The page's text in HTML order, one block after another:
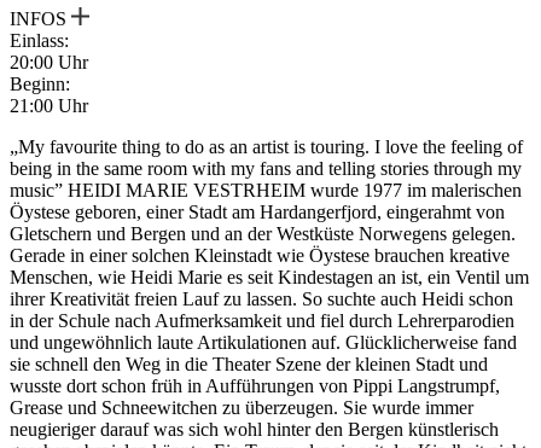
INFOS
Einlass:
20:00 Uhr
Beginn:
21:00 Uhr
„My favourite thing to do as an artist is touring. I love the feeling of
being in the same room with my fans and telling stories through my
music” HEIDI MARIE VESTRHEIM wurde 1977 im malerischen
Öystese geboren, einer Stadt am Hardangerfjord, eingerahmt von
Gletschern und Bergen und an der Westküste Norwegens gelegen.
Gerade in einer solchen Kleinstadt wie Öystese brauchen kreative
Menschen, wie Heidi Marie es seit Kindestagen an ist, ein Ventil um
ihrer Kreativität freien Lauf zu lassen. So suchte auch Heidi schon
in der Schule nach Aufmerksamkeit und fiel durch Lehrerparodien
und ungewöhnlich laute Artikulationen auf. Glücklicherweise fand
sie schnell den Weg in die Theater Szene der kleinen Stadt und
wusste dort schon früh in Aufführungen von Pippi Langstrumpf,
Grease und Schneewitchen zu überzeugen. Sie wurde immer
neugieriger darauf was sich wohl hinter den Bergen künstlerisch